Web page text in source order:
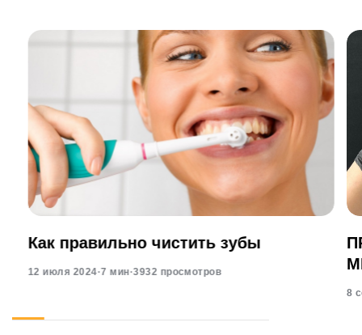
Как правильно чистить зубы
12 июля 2024·7 мин·3932 просмотров
8